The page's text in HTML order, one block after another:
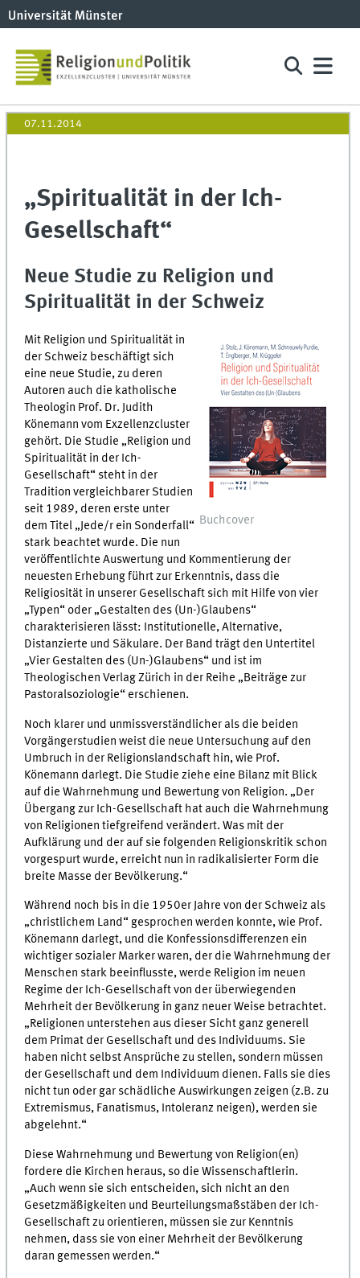
07.11.2014
„Spiritualität in der Ich-
Gesellschaft“
Neue Studie zu Religion und
Spiritualität in der Schweiz
Buchcover
Mit Religion und Spiritualität in
der Schweiz beschäftigt sich
eine neue Studie, zu deren
Autoren auch die katholische
Theologin Prof. Dr. Judith
Könemann vom Exzellenzcluster
gehört. Die Studie „Religion und
Spiritualität in der Ich-
Gesellschaft“ steht in der
Tradition vergleichbarer Studien
seit 1989, deren erste unter
dem Titel „Jede/r ein Sonderfall“
stark beachtet wurde. Die nun
veröffentlichte Auswertung und Kommentierung der
neuesten Erhebung führt zur Erkenntnis, dass die
Religiosität in unserer Gesellschaft sich mit Hilfe von vier
„Typen“ oder „Gestalten des (Un-)Glaubens“
charakterisieren lässt: Institutionelle, Alternative,
Distanzierte und Säkulare. Der Band trägt den Untertitel
„Vier Gestalten des (Un-)Glaubens“ und ist im
Theologischen Verlag Zürich in der Reihe „Beiträge zur
Pastoralsoziologie“ erschienen.
Noch klarer und unmissverständlicher als die beiden
Vorgängerstudien weist die neue Untersuchung auf den
Umbruch in der Religionslandschaft hin, wie Prof.
Könemann darlegt. Die Studie ziehe eine Bilanz mit Blick
auf die Wahrnehmung und Bewertung von Religion. „Der
Übergang zur Ich-Gesellschaft hat auch die Wahrnehmung
von Religionen tiefgreifend verändert. Was mit der
Aufklärung und der auf sie folgenden Religionskritik schon
vorgespurt wurde, erreicht nun in radikalisierter Form die
breite Masse der Bevölkerung.“
Während noch bis in die 1950er Jahre von der Schweiz als
„christlichem Land“ gesprochen werden konnte, wie Prof.
Könemann darlegt, und die Konfessionsdifferenzen ein
wichtiger sozialer Marker waren, der die Wahrnehmung der
Menschen stark beeinflusste, werde Religion im neuen
Regime der Ich-Gesellschaft von der überwiegenden
Mehrheit der Bevölkerung in ganz neuer Weise betrachtet.
„Religionen unterstehen aus dieser Sicht ganz generell
dem Primat der Gesellschaft und des Individuums. Sie
haben nicht selbst Ansprüche zu stellen, sondern müssen
der Gesellschaft und dem Individuum dienen. Falls sie dies
nicht tun oder gar schädliche Auswirkungen zeigen (z.B. zu
Extremismus, Fanatismus, Intoleranz neigen), werden sie
abgelehnt.“
Diese Wahrnehmung und Bewertung von Religion(en)
fordere die Kirchen heraus, so die Wissenschaftlerin.
„Auch wenn sie sich entscheiden, sich nicht an den
Gesetzmäßigkeiten und Beurteilungsmaßstäben der Ich-
Gesellschaft zu orientieren, müssen sie zur Kenntnis
nehmen, dass sie von einer Mehrheit der Bevölkerung
daran gemessen werden.“